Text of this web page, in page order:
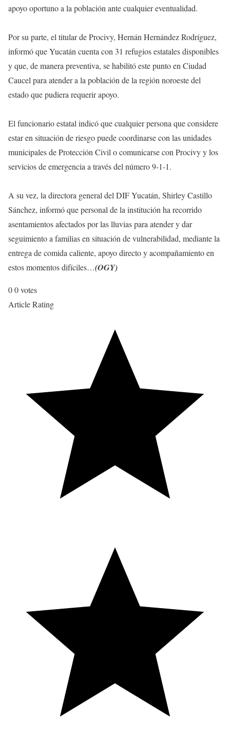
apoyo oportuno a la población ante cualquier eventualidad.
Por su parte, el titular de Procivy, Hernán Hernández Rodríguez,
informó que Yucatán cuenta con 31 refugios estatales disponibles
y que, de manera preventiva, se habilitó este punto en Ciudad
Caucel para atender a la población de la región noroeste del
estado que pudiera requerir apoyo.
El funcionario estatal indicó que cualquier persona que considere
estar en situación de riesgo puede coordinarse con las unidades
municipales de Protección Civil o comunicarse con Procivy y los
servicios de emergencia a través del número 9-1-1.
A su vez, la directora general del DIF Yucatán, Shirley Castillo
Sánchez, informó que personal de la institución ha recorrido
asentamientos afectados por las lluvias para atender y dar
seguimiento a familias en situación de vulnerabilidad, mediante la
entrega de comida caliente, apoyo directo y acompañamiento en
estos momentos difíciles…(OGY)
00votes
Article Rating